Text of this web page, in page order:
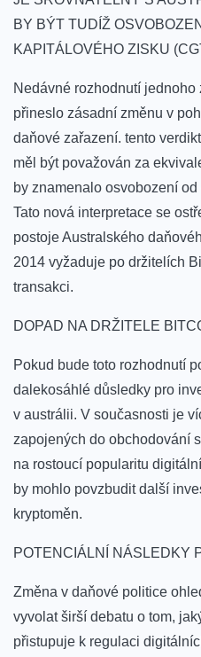
BY BÝT TUDÍŽ
KAPITÁLOVÉHO⁢ ZISKU
Nedávné rozhodnutí
přineslo zásadní změnu ‌v
daňové zařazení. ⁣tento
měl​ být považován za
by znamenalo osvobození
Tato nová interpretace se
postoje Australského
2014 vyžaduje po držitelích
transakci.
DOPAD NA DRŽITELE
Pokud bude toto rozhodnutí
dalekosáhlé důsledky pro⁤
v austrálii. V současnosti ‍je
⁣zapojených⁢ do obchodování
na rostoucí popularitu
by mohlo povzbudit další
kryptoměn.
POTENCIÁLNÍ NÁSLEDKY
Změna v daňové politice
vyvolat širší debatu o tom,
přistupuje k regulaci